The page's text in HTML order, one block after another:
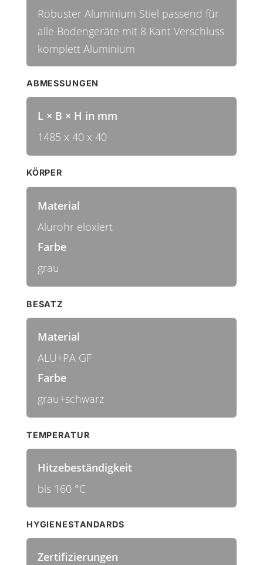
Robuster Aluminium Stiel passend für
alle Bodengeräte mit 8 Kant Verschluss
komplett Aluminium
ABMESSUNGEN
L × B × H in mm
1485 x 40 x 40
KÖRPER
Material
Alurohr eloxiert
Farbe
grau
BESATZ
Material
ALU+PA GF
Farbe
grau+schwarz
TEMPERATUR
Hitzebeständigkeit
bis 160 °C
HYGIENESTANDARDS
Zertifizierungen